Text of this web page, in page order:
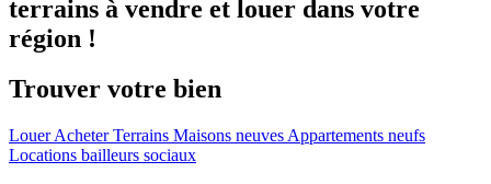
terrains à vendre et louer dans votre
région !
Trouver votre bien
LouerAcheterTerrains Maisons neuves Appartements neufs
Locations bailleurs sociaux